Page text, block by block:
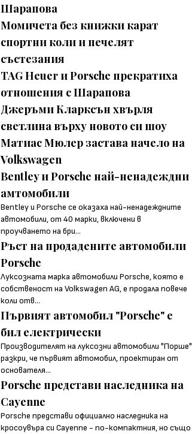
Шарапова
Момичета без книжки карат
спортни коли и печелят
състезания
TAG Heuer и Porsche прекратиха
отношения с Шарапова
Джеръми Кларксън хвърля
светлина върху новото си шоу
Матиас Мюлер застава начело на
Volkswagen
Bentley и Porsche най-ненадеждни
амтомобили
Bentley и Porsche се оказаха най-ненадеждните
автомобили, от 40 марки, включени в
проучването на бри...
Ръст на продадените автомобили
Porsche
Луксозната марка автомобили Porsche, която е
собственост на Volkswagen AG, е продала повече
коли отв...
Първият автомобил "Porsche" е
бил електрически
Производителят на луксозни автомобили "Порше"
разкри, че първият автомобил, проектиран от
основателя...
Porsche представи наследника на
Cayenne
Porsche представи официално наследника на
кросоувъра си Cayenne - по-компактния, но също